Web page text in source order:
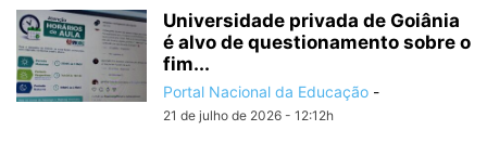
Universidade privada de Goiânia
é alvo de questionamento sobre o
fim...
Portal Nacional da Educação -
21 de julho de 2026 - 12:12h